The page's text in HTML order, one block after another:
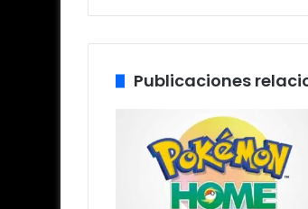
we
Publicaciones